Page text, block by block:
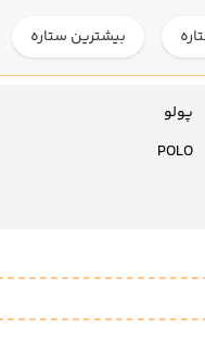
بیشترین ستاره
پولو
POLO